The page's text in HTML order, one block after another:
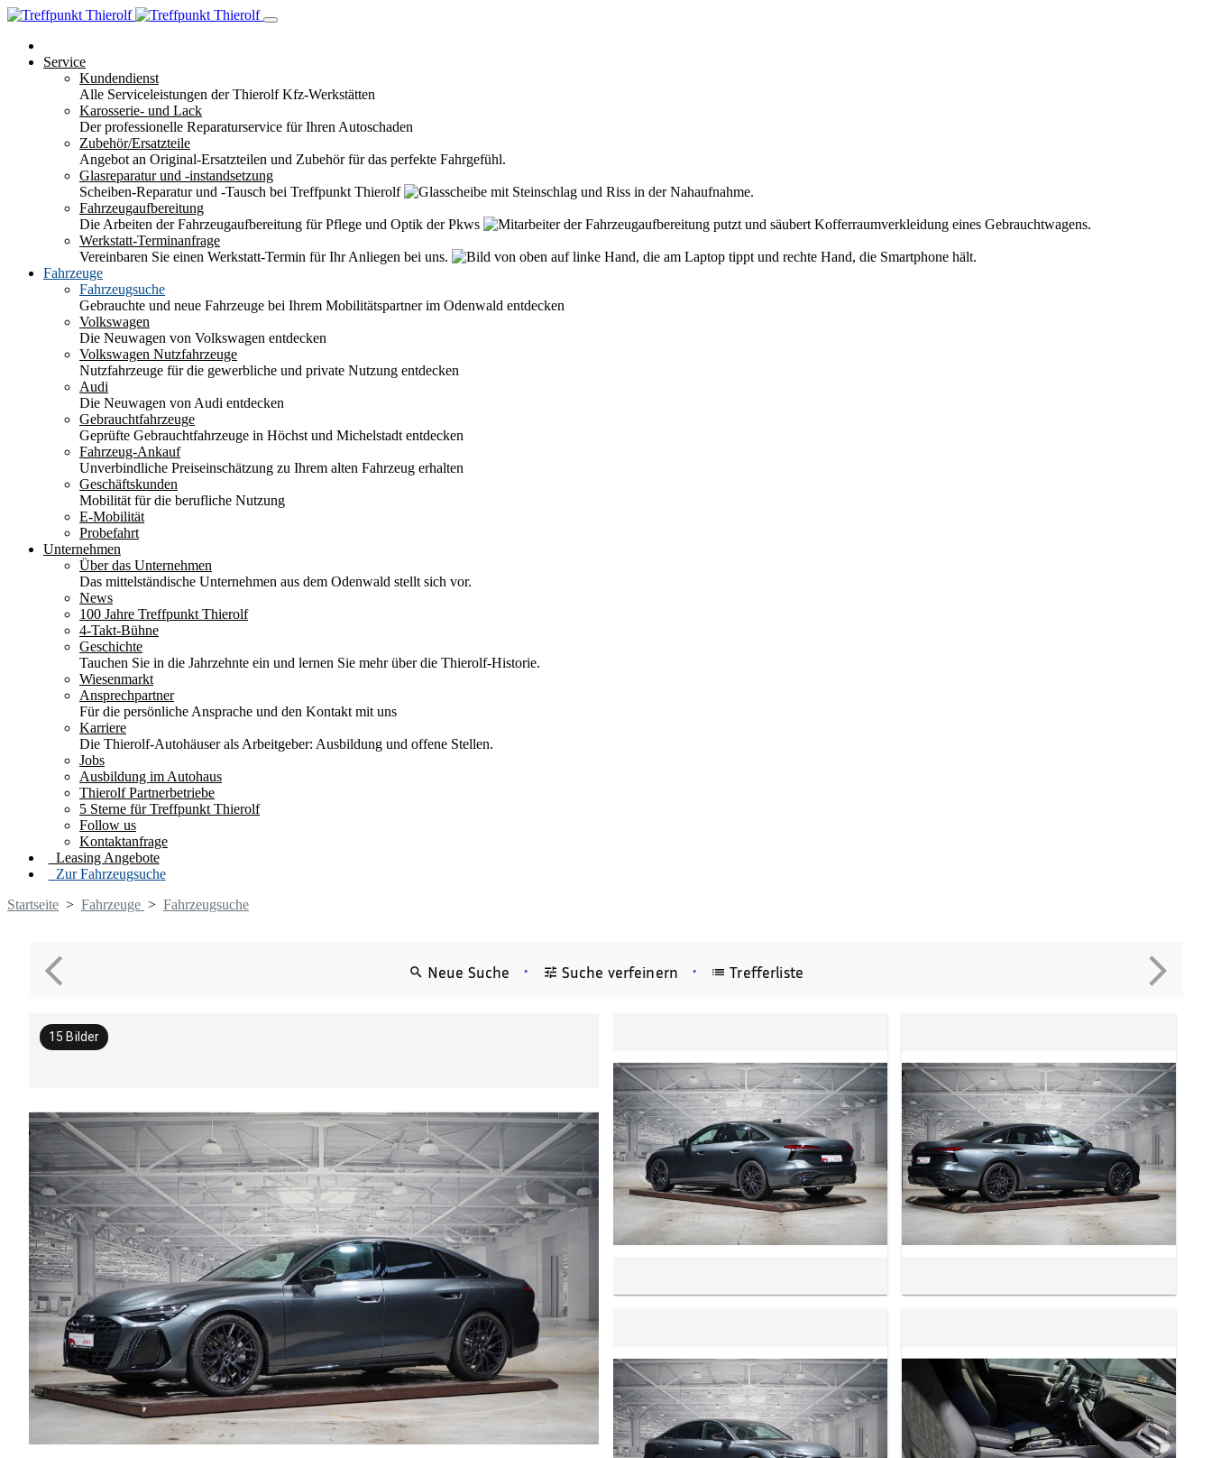
Service
Kundendienst
Alle Serviceleistungen der Thierolf Kfz-Werkstätten
Karosserie- und Lack
Der professionelle Reparaturservice für Ihren Autoschaden
Zubehör/Ersatzteile
Angebot an Original-Ersatzteilen und Zubehör für das perfekte Fahrgefühl.
Glasreparatur und -instandsetzung
Scheiben-Reparatur und -Tausch bei Treffpunkt Thierolf
Fahrzeugaufbereitung
Die Arbeiten der Fahrzeugaufbereitung für Pflege und Optik der Pkws
Werkstatt-Terminanfrage
Vereinbaren Sie einen Werkstatt-Termin für Ihr Anliegen bei uns.
Fahrzeuge
Fahrzeugsuche
Gebrauchte und neue Fahrzeuge bei Ihrem Mobilitätspartner im Odenwald entdecken
Volkswagen
Die Neuwagen von Volkswagen entdecken
Volkswagen Nutzfahrzeuge
Nutzfahrzeuge für die gewerbliche und private Nutzung entdecken
Audi
Die Neuwagen von Audi entdecken
Gebrauchtfahrzeuge
Geprüfte Gebrauchtfahrzeuge in Höchst und Michelstadt entdecken
Fahrzeug-Ankauf
Unverbindliche Preiseinschätzung zu Ihrem alten Fahrzeug erhalten
Geschäftskunden
Mobilität für die berufliche Nutzung
E-Mobilität
Probefahrt
Unternehmen
Über das Unternehmen
Das mittelständische Unternehmen aus dem Odenwald stellt sich vor.
News
100 Jahre Treffpunkt Thierolf
4-Takt-Bühne
Geschichte
Tauchen Sie in die Jahrzehnte ein und lernen Sie mehr über die Thierolf-Historie.
Wiesenmarkt
Ansprechpartner
Für die persönliche Ansprache und den Kontakt mit uns
Karriere
Die Thierolf-Autohäuser als Arbeitgeber: Ausbildung und offene Stellen.
Jobs
Ausbildung im Autohaus
Thierolf Partnerbetriebe
5 Sterne für Treffpunkt Thierolf
Follow us
Kontaktanfrage
Leasing Angebote
Zur Fahrzeugsuche
Startseite > Fahrzeuge > Fahrzeugsuche
Neue Suche • Suche verfeinern • Trefferliste
15 Bilder